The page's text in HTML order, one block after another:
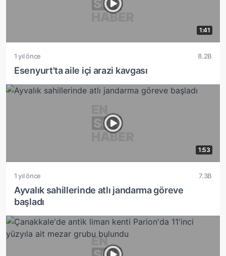
1:41
1 yıl önce 8.2B
Esenyurt'ta aile içi arazi kavgası
1:53
1 yıl önce 7.3B
Ayvalık sahillerinde atlı jandarma göreve
başladı